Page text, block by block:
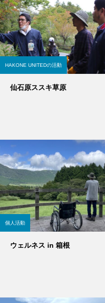
HAKONE UNITEDの活動
仙石原ススキ草原
個人活動
ウェルネス in 箱根